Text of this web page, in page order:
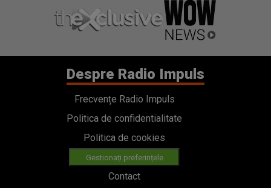
Despre Radio Impuls
Frecvențe Radio Impuls
Politica de confidentialitate
Politica de cookies
Gestionați preferințele
Contact